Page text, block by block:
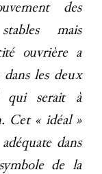
des
mais
ouvrière a
dans les deux
qui serait à
Cet « idéal »
dans
de la